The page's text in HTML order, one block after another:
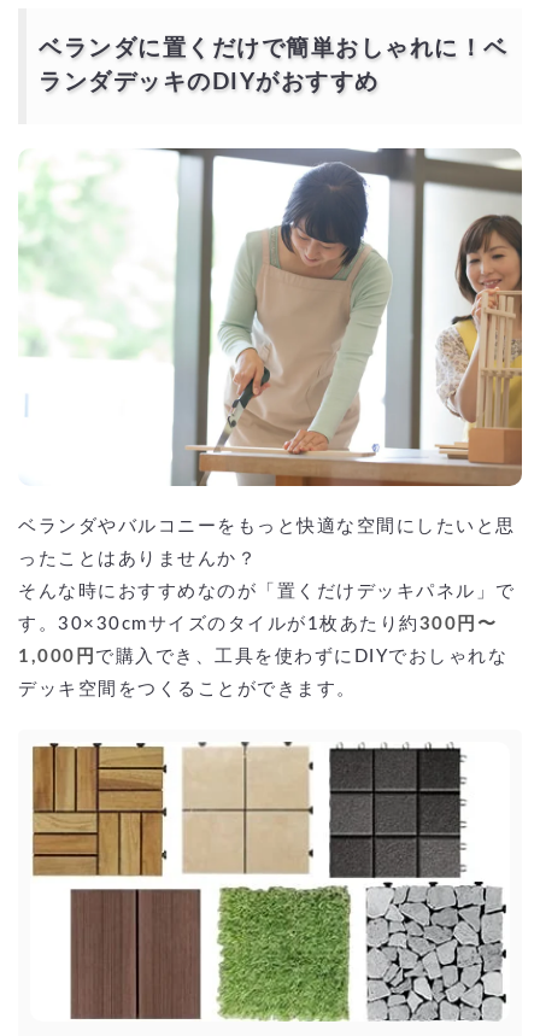
ベランダに置くだけで簡単おしゃれに！ベ
ランダデッキのDIYがおすすめ
ベランダやバルコニーをもっと快適な空間にしたいと思
ったことはありませんか？
そんな時におすすめなのが「置くだけデッキパネル」で
す。30×30cmサイズのタイルが1枚あたり約 300円〜
1,000円 で購入でき、工具を使わずにDIYでおしゃれな
デッキ空間をつくることができます。